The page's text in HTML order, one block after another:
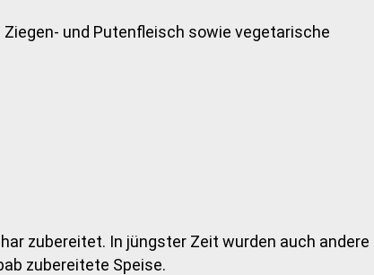
und Putenfleisch sowie vegetarische
zubereitet. In jüngster Zeit wurden auch andere
zubereitete Speise.